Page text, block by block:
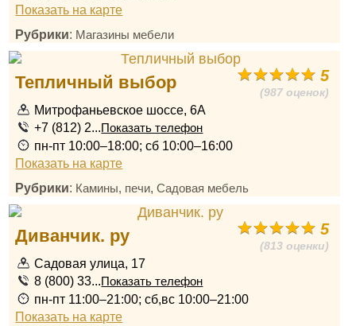
Показать на карте
Рубрики: Магазины мебели
5
(987 оценок)
Тепличный выбор
Митрофаньевское шоссе, 6А
+7 (812) 2...Показать телефон
пн-пт 10:00–18:00; сб 10:00–16:00
Показать на карте
Рубрики: Камины, печи,Садовая мебель
5
(813 оценки)
Диванчик. ру
Садовая улица, 17
8 (800) 33...Показать телефон
пн-пт 11:00–21:00; сб,вс 10:00–21:00
Показать на карте